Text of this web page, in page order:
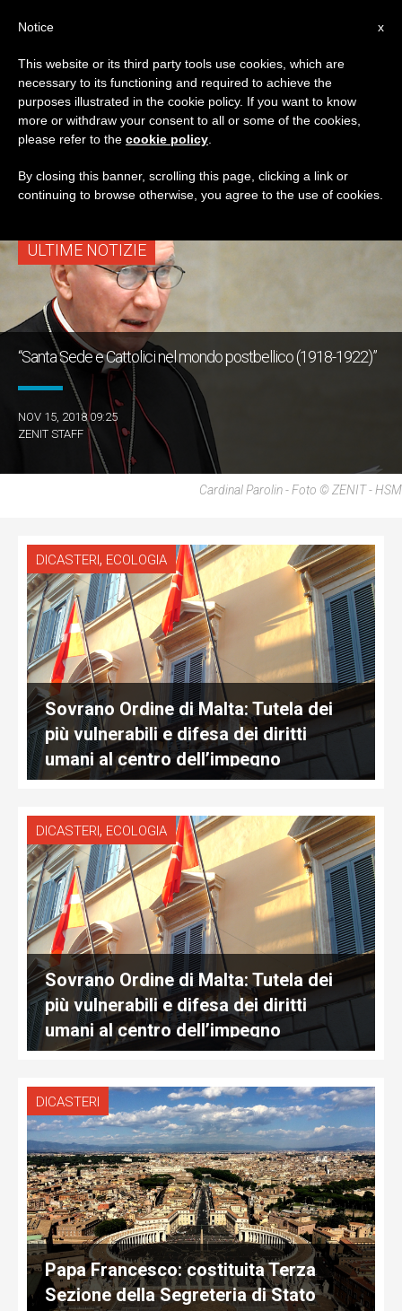
TAG
Posts Tagged
‘diplomazia’
ULTIME NOTIZIE
“Santa Sede e Cattolici nel mondo postbellico (1918-1922)”
NOV 15, 2018 09:25
ZENIT STAFF
Cardinal Parolin - Foto © ZENIT - HSM
DICASTERI, ECOLOGIA
Sovrano Ordine di Malta: Tutela dei
più vulnerabili e difesa dei diritti
umani al centro dell’impegno
DICASTERI, ECOLOGIA
Sovrano Ordine di Malta: Tutela dei
più vulnerabili e difesa dei diritti
umani al centro dell’impegno
DICASTERI
Papa Francesco: costituita Terza
Sezione della Segreteria di Stato
x
Notice
This website or its third party tools use cookies, which are
necessary to its functioning and required to achieve the
purposes illustrated in the cookie policy. If you want to know
more or withdraw your consent to all or some of the cookies,
please refer to the cookie policy
By closing this banner, scrolling this page, clicking a link or
continuing to browse otherwise, you agree to the use of cookies.